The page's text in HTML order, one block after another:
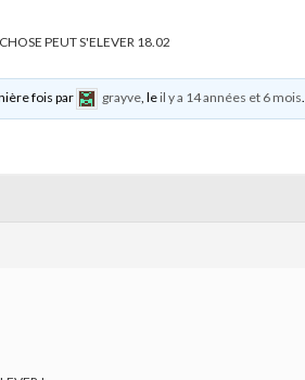
PEUT S'ELEVER 18.02
fois par grayve, leil y a 14 années et 6 mois.